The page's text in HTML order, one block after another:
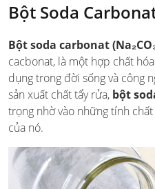
Bột Soda
Bột soda carbonat
cacbonat, là một hợp chất
dụng trong đời sống và công
sản xuất chất tẩy rửa, bột
trọng nhờ vào những tính
của nó.